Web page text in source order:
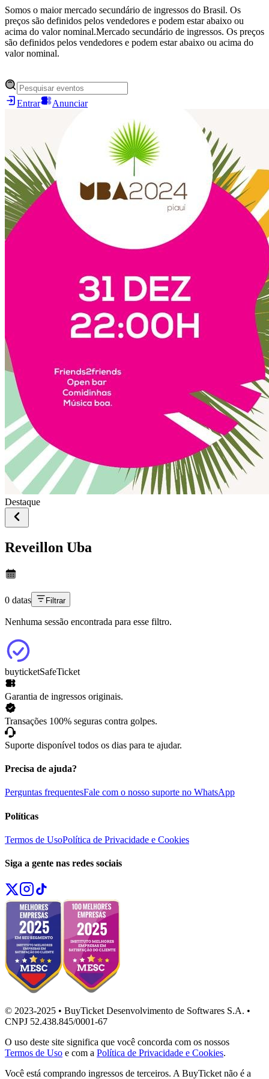
Somos o maior mercado secundário de ingressos do Brasil. Os
preços são definidos pelos vendedores e podem estar abaixo ou
acima do valor nominal.Mercado secundário de ingressos. Os preços
são definidos pelos vendedores e podem estar abaixo ou acima do
valor nominal.
Entrar Anunciar
Destaque
Reveillon Uba
0 datas Filtrar
Nenhuma sessão encontrada para esse filtro.
buyticketSafeTicket
Garantia de ingressos originais.
Transações 100% seguras contra golpes.
Suporte disponível todos os dias para te ajudar.
Precisa de ajuda?
Perguntas frequentesFale com o nosso suporte no WhatsApp
Políticas
Termos de UsoPolítica de Privacidade e Cookies
Siga a gente nas redes sociais
© 2023-2025 • BuyTicket Desenvolvimento de Softwares S.A. •
CNPJ 52.438.845/0001-67
O uso deste site significa que você concorda com os nossos
Termos de Uso e com a Política de Privacidade e Cookies.
Você está comprando ingressos de terceiros. A BuyTicket não é a